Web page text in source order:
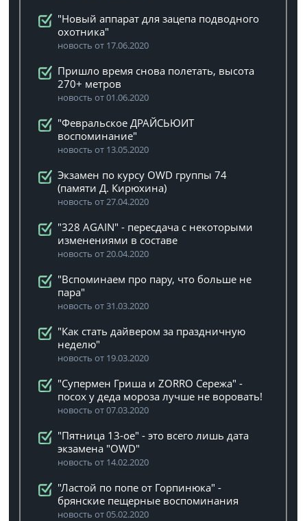
"Новый аппарат для зацепа подводного
охотника"
новость от 17.06.2020
Пришло время снова полетать, высота
270+ метров
новость от 01.06.2020
"Февральское ДРАЙСЬЮИТ
воспоминание"
новость от 13.05.2020
Экзамен по курсу OWD группы 74
(памяти Д. Кирюхина)
новость от 27.04.2020
"328 AGAIN" - пересдача с некоторыми
изменениями в составе
новость от 20.04.2020
"Вспоминаем про пару, что больше не
пара"
новость от 31.03.2020
"Как стать дайвером за праздничную
неделю"
новость от 19.03.2020
"Супермен Гриша и ZORRO Сережа" -
посох у деда мороза лучше не воровать!
новость от 07.03.2020
"Пятница 13-ое" - это всего лишь дата
экзамена "OWD"
новость от 14.02.2020
"Ластой по попе от Горпинюка" -
брянские пещерные воспоминания
новость от 05.02.2020